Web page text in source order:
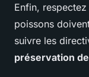
Enfin, respectez
poissons
suivre les
préservation